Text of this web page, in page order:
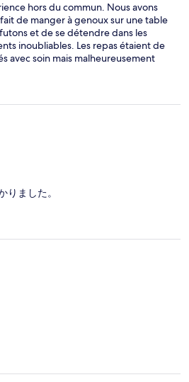
hors du commun. Nous avons
de manger à genoux sur une table
et de se détendre dans les
inoubliables. Les repas étaient de
avec soin mais malheureusement
à leur juste valeur car trop
😄
りました。